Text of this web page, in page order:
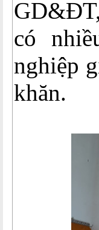
có
nghiệp
khăn.